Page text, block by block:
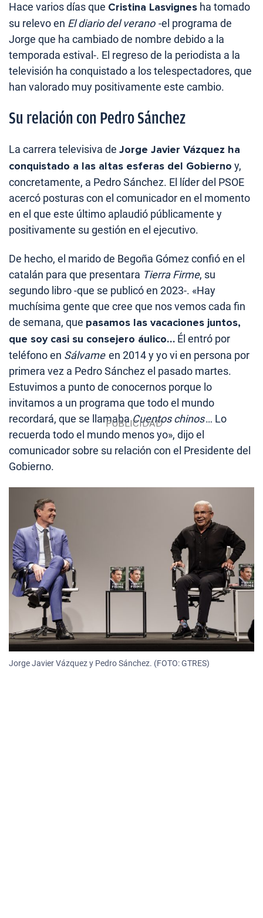
Hace varios días que Cristina Lasvignes ha tomado
su relevo en El diario del verano -el programa de
Jorge que ha cambiado de nombre debido a la
temporada estival-. El regreso de la periodista a la
televisión ha conquistado a los telespectadores, que
han valorado muy positivamente este cambio.
Su relación con Pedro Sánchez
La carrera televisiva de Jorge Javier Vázquez ha
conquistado a las altas esferas del Gobierno y,
concretamente, a Pedro Sánchez. El líder del PSOE
acercó posturas con el comunicador en el momento
en el que este último aplaudió públicamente y
positivamente su gestión en el ejecutivo.
De hecho, el marido de Begoña Gómez confió en el
catalán para que presentara Tierra Firme, su
segundo libro -que se publicó en 2023-. «Hay
muchísima gente que cree que nos vemos cada fin
de semana, que pasamos las vacaciones juntos,
que soy casi su consejero áulico… Él entró por
teléfono en Sálvame en 2014 y yo vi en persona por
primera vez a Pedro Sánchez el pasado martes.
Estuvimos a punto de conocernos porque lo
invitamos a un programa que todo el mundo
recordará, que se llamabaCuentos chinos… Lo
recuerda todo el mundo menos yo», dijo el
comunicador sobre su relación con el Presidente del
Gobierno.
Jorge Javier Vázquez y Pedro Sánchez. (FOTO: GTRES)